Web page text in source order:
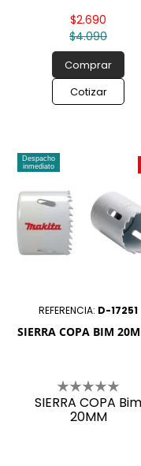
$4.090
$2.690
Comprar
Cotizar
Despacho
inmediato
REFERENCIA: D-17251
SIERRA COPA BIM
SIERRA COPA Bim
20MM